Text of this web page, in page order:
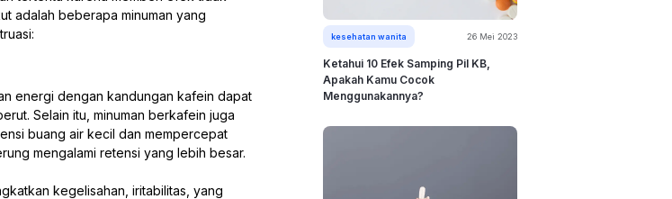
adalah beberapa minuman yang
energi dengan kandungan kafein dapat
Selain itu, minuman berkafein juga
buang air kecil dan mempercepat
mengalami retensi yang lebih besar.
kegelisahan, iritabilitas, yang
kesehatan wanita 26 Mei 2023
Ketahui 10 Efek Samping Pil KB,
Apakah Kamu Cocok
Menggunakannya?